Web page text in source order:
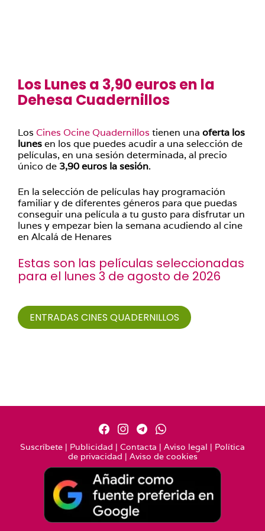
Los Lunes a 3,90 euros en la
Dehesa Cuadernillos
Los Cines Ocine Quadernillos tienen una oferta los
lunesen los que puedes acudir a una selección de
películas, en una sesión determinada, al precio
único de 3,90 euros la sesión.
En la selección de películas hay programación
familiar y de diferentes géneros para que puedas
conseguir una película a tu gusto para disfrutar un
lunes y empezar bien la semana acudiendo al cine
en Alcalá de Henares
Estas son las películas seleccionadas
para el lunes 3 de agosto de 2026
ENTRADAS CINES QUADERNILLOS
Suscríbete | Publicidad | Contacta | Aviso legal | Política
de privacidad | Aviso de cookies